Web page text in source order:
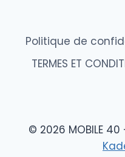
Politique de
TERMES ET
© 2026 MOBILE